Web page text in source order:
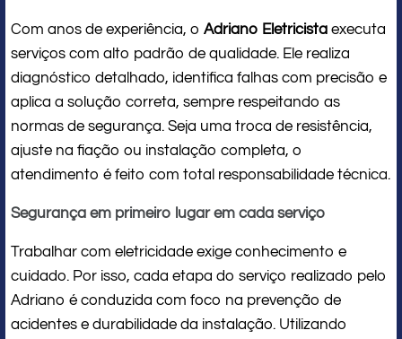
Com anos de experiência, o Adriano Eletricista executa
serviços com alto padrão de qualidade. Ele realiza
diagnóstico detalhado, identifica falhas com precisão e
aplica a solução correta, sempre respeitando as
normas de segurança. Seja uma troca de resistência,
ajuste na fiação ou instalação completa, o
atendimento é feito com total responsabilidade técnica.
Segurança em primeiro lugar em cada serviço
Trabalhar com eletricidade exige conhecimento e
cuidado. Por isso, cada etapa do serviço realizado pelo
Adriano é conduzida com foco na prevenção de
acidentes e durabilidade da instalação. Utilizando